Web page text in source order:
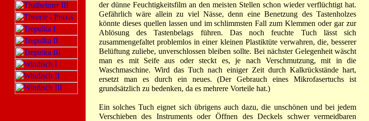
der dünne Feuchtigkeitsfilm an den meisten Stellen schon wieder verflüchtigt hat.
Gefährlich wäre allein zu viel Nässe, denn eine Benetzung des Tastenholzes
könnte dieses quellen lassen und im schlimmsten Fall zum Klemmen oder gar zur
Ablösung des Tastenbelags führen. Das noch feuchte Tuch lässt sich
zusammengefaltet problemlos in einer kleinen Plastiktüte verwahren, die, besserer
Belüftung zuliebe, unverschlossen bleiben sollte. Bei nächster Gelegenheit wäscht
man es mit Seife aus oder steckt es, je nach Verschmutzung, mit in die
Waschmaschine. Wird das Tuch nach einiger Zeit durch Kalkrückstände hart,
ersetzt man es durch ein neues. (Der Gebrauch eines Mikrofasertuchs ist
grundsätzlich zu bedenken, da es mehrere Vorteile hat.)
Ein solches Tuch eignet sich übrigens auch dazu, die unschönen und bei jedem
Verschieben des Instruments oder Öffnen des Deckels schwer vermeidbaren